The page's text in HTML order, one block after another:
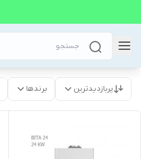
پربازدیدترین برندها